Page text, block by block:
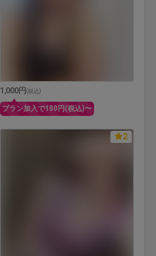
1,000円(税込)
プラン加入で100円(税込)〜
2